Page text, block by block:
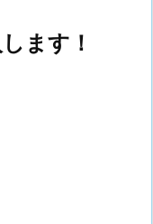
ます！